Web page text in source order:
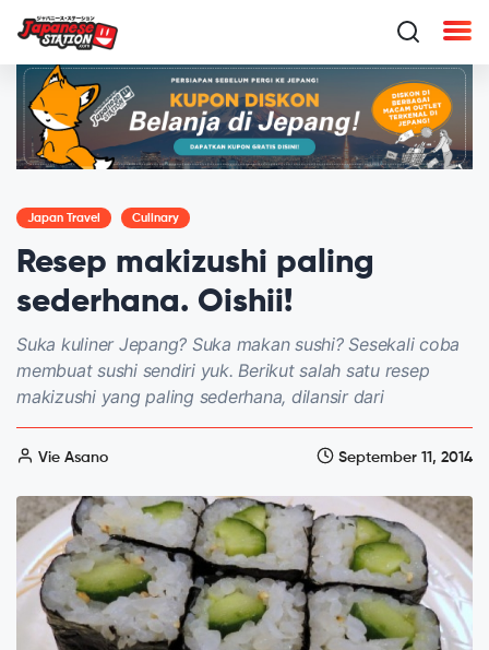
Japan Travel Culinary
Resep makizushi paling
sederhana. Oishii!
Suka kuliner Jepang? Suka makan sushi? Sesekali coba
membuat sushi sendiri yuk. Berikut salah satu resep
makizushi yang paling sederhana, dilansir dari
Vie Asano September 11, 2014